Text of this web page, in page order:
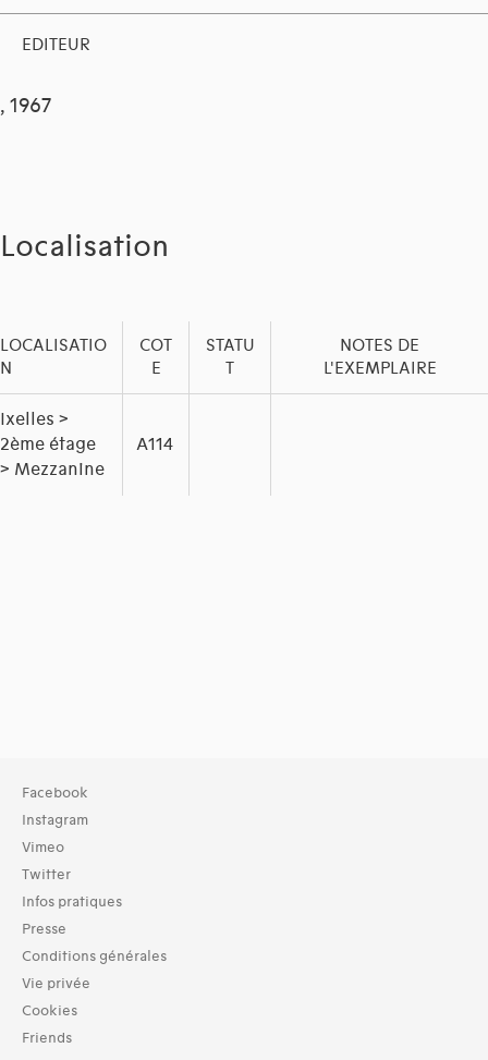
EDITEUR
, 1967
Localisation
LOCALISATIO
N
COT
E
STATU
T
NOTES DE
L'EXEMPLAIRE
Ixelles >
2ème étage
> Mezzanine
A114
Facebook
Instagram
Vimeo
Twitter
Infos pratiques
Presse
Conditions générales
Vie privée
Cookies
Friends